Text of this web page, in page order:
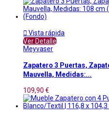
 Vista rápida
Ver Detalle
Meyvaser
Zapatero 3 Puertas,
Mauvella, Medidas:...
109,90 €